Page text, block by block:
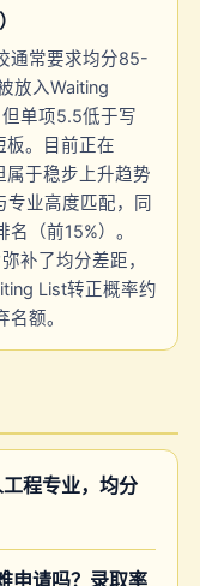
通常要求均分85-
放入Waiting
单项5.5低于写
。目前正在
于稳步上升趋势
专业高度匹配，同
（前15%）。
补了均分差距，
List转正概率约
额。
程专业，均分
申请吗？录取率